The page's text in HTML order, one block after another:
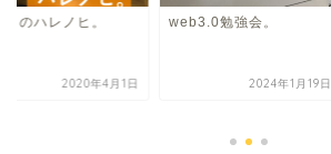
日のハレノヒ。
2020年4月1日
web3.0勉強会。
2024年1月19日